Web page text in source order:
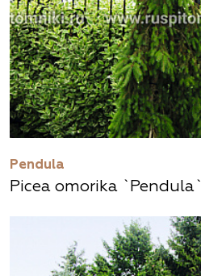
Pendula
Picea omorika `Pendula`